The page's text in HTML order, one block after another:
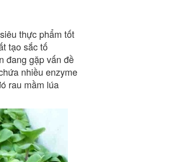
thực phẩm tốt
tạo sắc tố
đang gặp vấn đề
nhiều enzyme
rau mầm lúa